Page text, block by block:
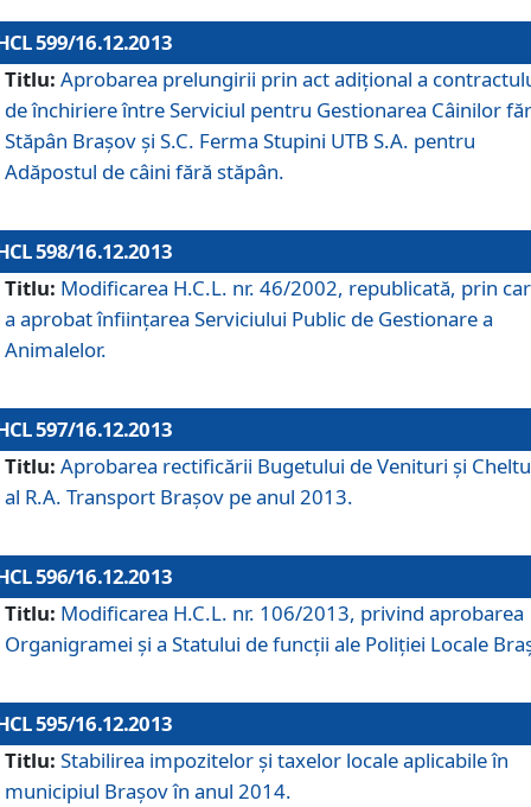
599/16.12.2013
Titlu: Aprobarea prelungirii prin act adiţional a
de închiriere între Serviciul pentru Gestionarea Câinilor
Stăpân Braşov şi S.C. Ferma Stupini UTB S.A. pentru
Adăpostul de câini fără stăpân.
598/16.12.2013
Titlu: Modificarea H.C.L. nr. 46/2002, republicată, prin
a aprobat înfiinţarea Serviciului Public de Gestionare a
Animalelor.
597/16.12.2013
Titlu: Aprobarea rectificării Bugetului de Venituri şi
al R.A. Transport Braşov pe anul 2013.
596/16.12.2013
Titlu: Modificarea H.C.L. nr. 106/2013, privind aprobarea
Organigramei şi a Statului de funcţii ale Poliţiei Locale
595/16.12.2013
Titlu: Stabilirea impozitelor şi taxelor locale aplicabile în
municipiul Braşov în anul 2014.